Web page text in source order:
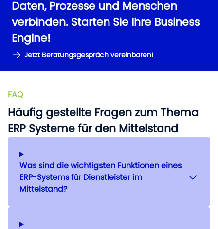
Daten, Prozesse und Menschen
verbinden. Starten Sie Ihre Business
Engine!
Jetzt Beratungsgespräch vereinbaren!
FAQ
Häufig gestellte Fragen zum Thema
ERP Systeme für den Mittelstand
Was sind die wichtigsten Funktionen eines
ERP-Systems für Dienstleister im
Mittelstand?